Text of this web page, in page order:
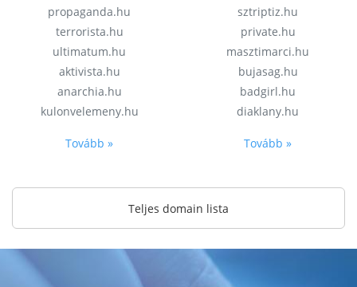
propaganda.hu
terrorista.hu
ultimatum.hu
aktivista.hu
anarchia.hu
kulonvelemeny.hu
Tovább »
sztriptiz.hu
private.hu
masztimarci.hu
bujasag.hu
badgirl.hu
diaklany.hu
Tovább »
Teljes domain lista